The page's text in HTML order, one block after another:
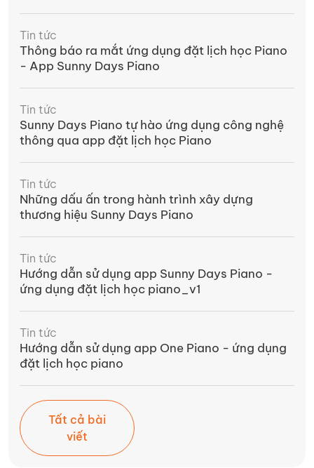
Tin tức
Thông báo ra mắt ứng dụng đặt lịch học Piano
- App Sunny Days Piano
Tin tức
Sunny Days Piano tự hào ứng dụng công nghệ
thông qua app đặt lịch học Piano
Tin tức
Những dấu ấn trong hành trình xây dựng
thương hiệu Sunny Days Piano
Tin tức
Hướng dẫn sử dụng app Sunny Days Piano -
ứng dụng đặt lịch học piano_v1
Tin tức
Hướng dẫn sử dụng app One Piano - ứng dụng
đặt lịch học piano
Tất cả bài
viết